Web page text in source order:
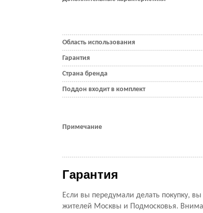
Область использования
Гарантия
Страна бренда
Поддон входит в комплект
Примечание
Гарантия
Если вы передумали делать покупку,
жителей Москвы и Подмосковья.